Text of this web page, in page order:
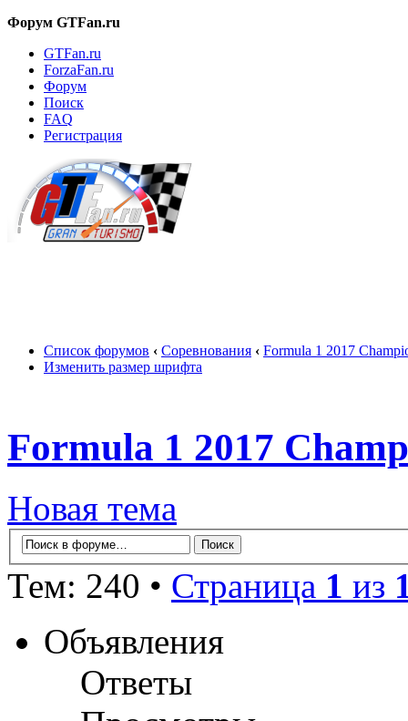
Форум GTFan.ru
GTFan.ru
ForzaFan.ru
Форум
Поиск
FAQ
Регистрация
Список форумов ‹ Соревнования ‹ Formula 1 2017
Изменить размер шрифта
Formula 1 2017
Новая тема
Тем: 240 • Страница 1 из
Объявления
Ответы